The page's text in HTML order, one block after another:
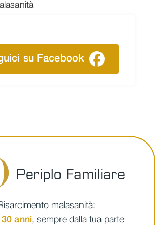
su Facebook
malasanità:
30 anni, sempre dalla tua parte